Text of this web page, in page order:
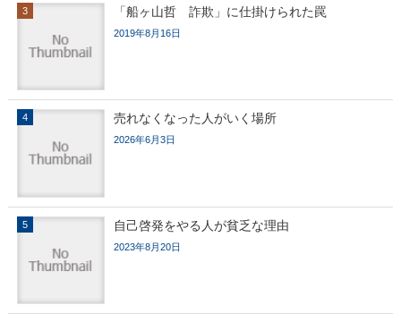
「船ヶ山哲 詐欺」に仕掛けられた罠
2019年8月16日
売れなくなった人がいく場所
2026年6月3日
自己啓発をやる人が貧乏な理由
2023年8月20日